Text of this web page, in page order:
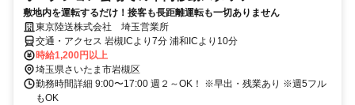
敷地内を運転するだけ！接客も長距離運転も一切ありません
東京陸送株式会社 埼玉営業所
交通・アクセス 岩槻ICより7分 浦和ICより10分
時給1,200円以上
埼玉県さいたま市岩槻区
勤務時間詳細 9:00〜17:00 週２～OK！ ※早出・残業あり ※週5フル
もOK